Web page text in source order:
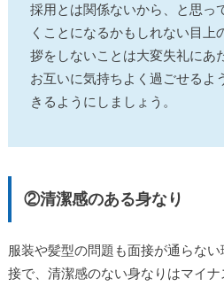
採用とは関係ないから、と思っ
くことになるかもしれない目上
拶をしないことは大変失礼にあ
お互いに気持ちよく過ごせるよ
きるようにしましょう。
②清潔感のある身なり
服装や髪型の問題も面接が通らな
接で、清潔感のない身なりはマイナ